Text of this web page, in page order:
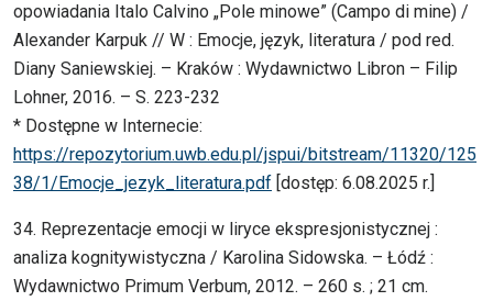
opowiadania Italo Calvino „Pole minowe” (Campo di mine) /
Alexander Karpuk // W : Emocje, język, literatura / pod red.
Diany Saniewskiej. – Kraków : Wydawnictwo Libron – Filip
Lohner, 2016. – S. 223-232
* Dostępne w Internecie:
https://repozytorium.uwb.edu.pl/jspui/bitstream/11320/125
38/1/Emocje_jezyk_literatura.pdf [dostęp: 6.08.2025 r.]
34. Reprezentacje emocji w liryce ekspresjonistycznej :
analiza kognitywistyczna / Karolina Sidowska. – Łódź :
Wydawnictwo Primum Verbum, 2012. – 260 s. ; 21 cm.